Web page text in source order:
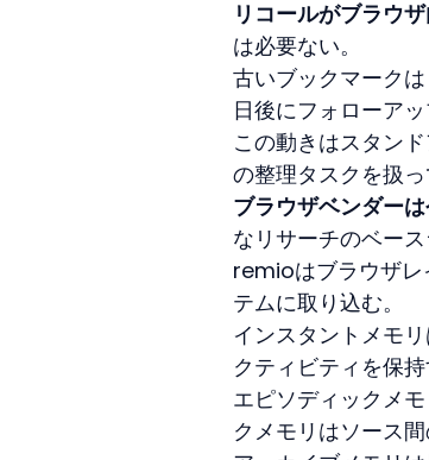
リコールがブラウ
は必要ない。
古いブックマーク
日後にフォローア
この動きはスタン
の整理タスクを扱っ
ブラウザベンダー
なリサーチのベース
remioはブラウザレ
テムに取り込む。
インスタントメモ
クティビティを保持
エピソディックメ
クメモリはソース